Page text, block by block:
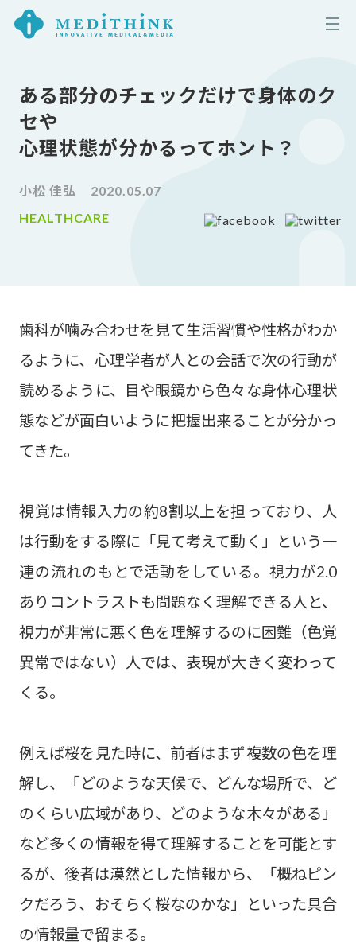
ある部分のチェックだけで身体のク
セや
心理状態が分かるってホント？
小松 佳弘
2020.05.07
HEALTHCARE
歯科が噛み合わせを見て生活習慣や性格がわか
るように、心理学者が人との会話で次の行動が
読めるように、目や眼鏡から色々な身体心理状
態などが面白いように把握出来ることが分かっ
てきた。
視覚は情報入力の約8割以上を担っており、人
は行動をする際に「見て考えて動く」という一
連の流れのもとで活動をしている。視力が2.0
ありコントラストも問題なく理解できる人と、
視力が非常に悪く色を理解するのに困難（色覚
異常ではない）人では、表現が大きく変わって
くる。
例えば桜を見た時に、前者はまず複数の色を理
解し、「どのような天候で、どんな場所で、ど
のくらい広域があり、どのような木々がある」
など多くの情報を得て理解することを可能とす
るが、後者は漠然とした情報から、「概ねピン
クだろう、おそらく桜なのかな」といった具合
の情報量で留まる。